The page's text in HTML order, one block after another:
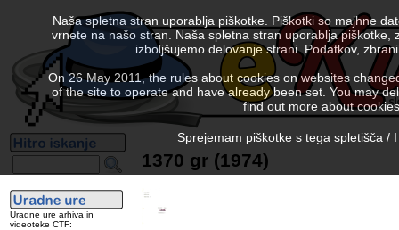
Uradne ure arhiva in
videoteke CTF:
1370 gr (1974)
Naša spletna stran uporablja piškotke. Piškotki so majhne
vrnete na našo stran. Naša spletna stran uporablja
izboljšujemo delovanje strani. Podatkov,
On 26 May 2011, the rules about cookies on websites
of the site to operate and have already been set. You may
find out more about
Sprejemam piškotke s tega spletišča /